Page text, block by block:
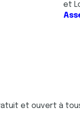
et
et ouvert à